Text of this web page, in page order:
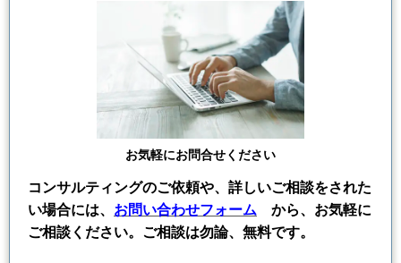
お気軽にお問合せください
コンサルティングのご依頼や、詳しいご相談をされた
い場合には、 お問い合わせフォーム
から、お気軽に
ご相談ください。ご相談は勿論、無料です。